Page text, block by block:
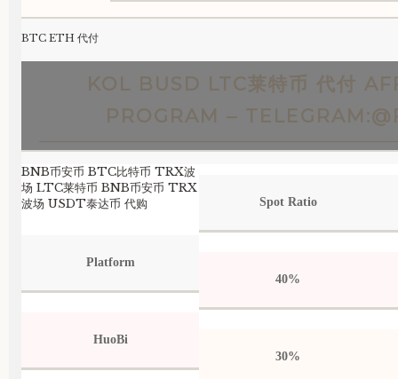
BTC ETH 代付
KOL BUSD LTC莱特币 代付
PROGRAM –
BNB币安币 BTC比特币 TRX波
场 LTC莱特币 BNB币安币 TRX
波场 USDT泰达币 代购
Platform
HuoBi
Spot Ratio
40%
30%